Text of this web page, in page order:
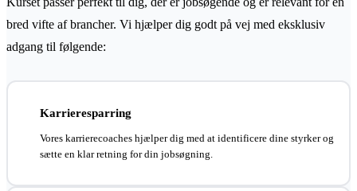
bred vifte af brancher. Vi hjælper dig godt på vej med eksklusiv
adgang til følgende:
Karrieresparring
Vores karrierecoaches hjælper dig med at identificere dine styrker og
sætte en klar retning for din jobsøgning.